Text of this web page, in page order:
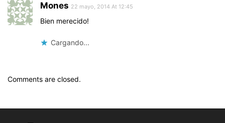
Mones 22 mayo, 2014 At 12:45
Bien merecido!
Cargando...
Comments are closed.